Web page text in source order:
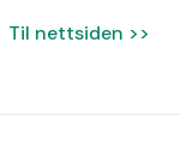
Til nettsiden >>